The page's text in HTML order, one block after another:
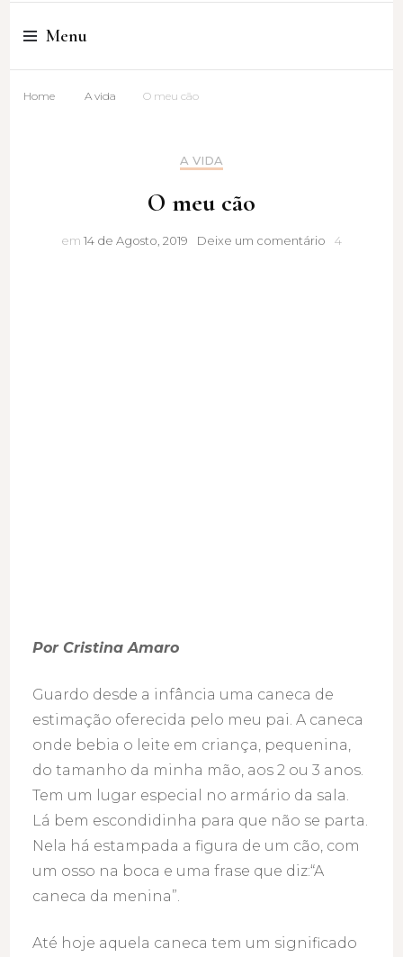
Cristina Amaro
Menu
Home A vida O meu cão
A VIDA
O meu cão
em 14 de Agosto, 2019 Deixe um comentário O4
Por Cristina Amaro
Guardo desde a infância uma caneca de
estimação oferecida pelo meu pai. A caneca
onde bebia o leite em criança, pequenina,
do tamanho da minha mão, aos 2 ou 3 anos.
Tem um lugar especial no armário da sala.
Lá bem escondidinha para que não se parta.
Nela há estampada a figura de um cão, com
um osso na boca e uma frase que diz:“A
caneca da menina”.
Até hoje aquela caneca tem um significado